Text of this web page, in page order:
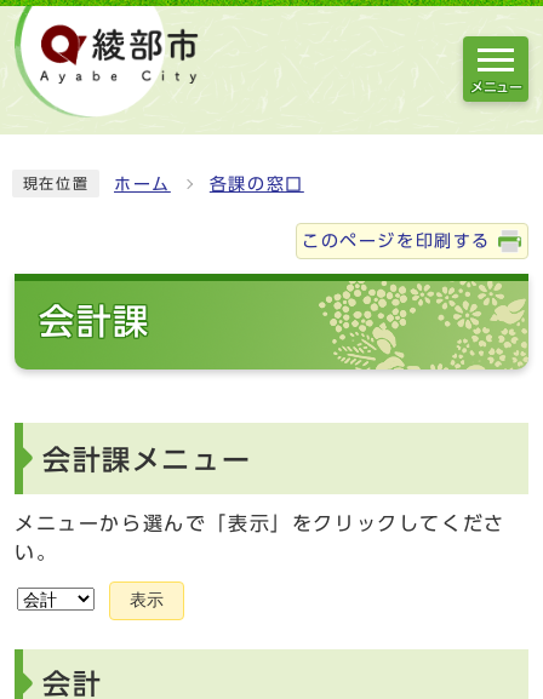
メニュー
現在位置 ホーム 各課の窓口
このページを印刷する
会計課
会計課メニュー
メニューから選んで「表示」をクリックしてくださ
い。
表示
会計